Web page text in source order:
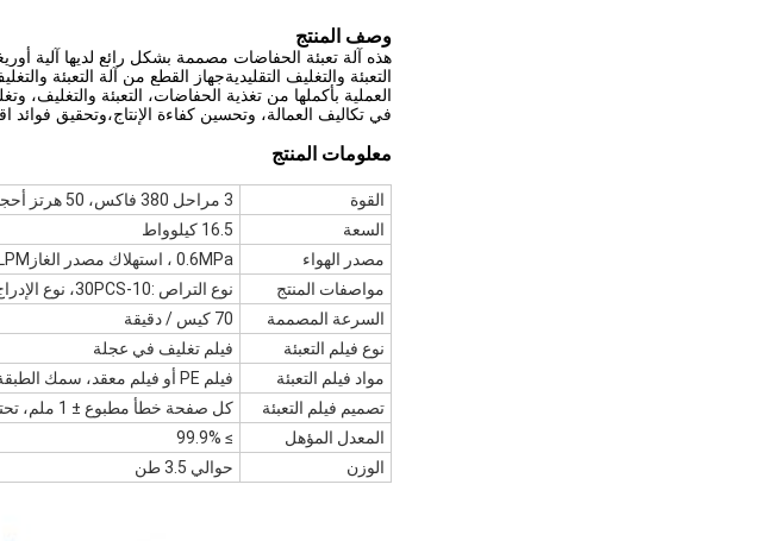
وصف المنتج
التعبئة والتغليف التقليديةجهاز القطع من آلة التعبئة
العملية بأكملها من تغذية الحفاضات، التعبئة والتغليف،
في تكاليف العمالة، وتحسين كفاءة الإنتاج،وتحقيق
معلومات المنتج
القوة
3 مراحل 380 فاكس، 50 هرتز أحجام الكابلات: 4 × 10mm2 + 1 × 6mm2
السعة
16.5 كيلوواط
مصدر الهواء
0.6MPa ، استهلاك مصدر الغاز200LPM
مواصفات المنتج
نوع التراص :10-30PCS، نوع الإدراج: 4-12PCS
السرعة المصممة
70 كيس / دقيقة
نوع فيلم التعبئة
فيلم تغليف في عجلة
مواد فيلم التعبئة
فيلم PE أو فيلم معقد، سمك الطبقة الواحدة ≤ 70μ M
تصميم فيلم التعبئة
كل صفحة خطأ مطبوع ± 1 ملم، تحتوي على علامة ملونة 3 ملم × 3 ملم على الأقل
المعدل المؤهل
≥ 99.9%
الوزن
حوالي 3.5 طن